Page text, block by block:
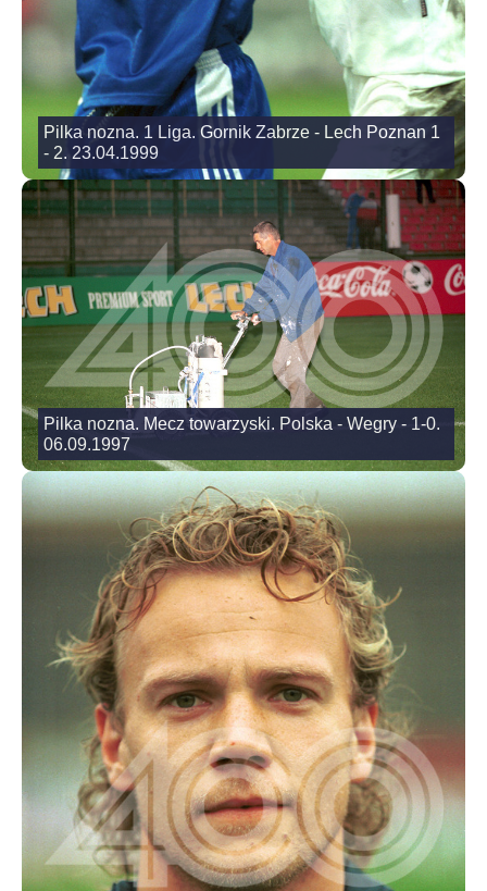
Pilka nozna. 1 Liga. Gornik Zabrze - Lech Poznan 1
- 2. 23.04.1999
Pilka nozna. Mecz towarzyski. Polska - Wegry - 1-0.
06.09.1997